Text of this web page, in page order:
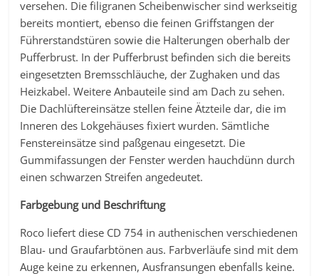
versehen. Die filigranen Scheibenwischer sind werkseitig
bereits montiert, ebenso die feinen Griffstangen der
Führerstandstüren sowie die Halterungen oberhalb der
Pufferbrust. In der Pufferbrust befinden sich die bereits
eingesetzten Bremsschläuche, der Zughaken und das
Heizkabel. Weitere Anbauteile sind am Dach zu sehen.
Die Dachlüftereinsätze stellen feine Ätzteile dar, die im
Inneren des Lokgehäuses fixiert wurden. Sämtliche
Fenstereinsätze sind paßgenau eingesetzt. Die
Gummifassungen der Fenster werden hauchdünn durch
einen schwarzen Streifen angedeutet.
Farbgebung und Beschriftung
Roco liefert diese CD 754 in authenischen verschiedenen
Blau- und Graufarbtönen aus. Farbverläufe sind mit dem
Auge keine zu erkennen, Ausfransungen ebenfalls keine.